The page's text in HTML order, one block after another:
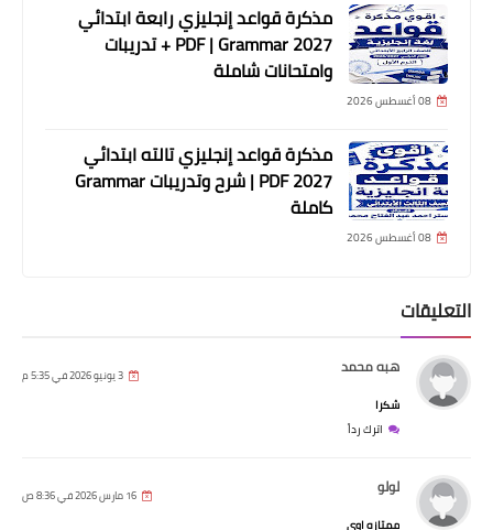
مذكرة قواعد إنجليزي رابعة ابتدائي
2027 PDF | Grammar + تدريبات
وامتحانات شاملة
08 أغسطس 2026
مذكرة قواعد إنجليزي تالته ابتدائي
2027 PDF | شرح وتدريبات Grammar
كاملة
08 أغسطس 2026
التعليقات
هبه محمد 3 يونيو 2026 في 5:35 م
شكرا
اترك رداً
لولو 16 مارس 2026 في 8:36 ص
ممتازه اوى